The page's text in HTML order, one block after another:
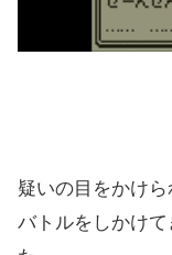
疑いの目をかけ
バトルをしかけ